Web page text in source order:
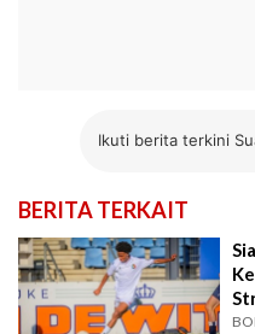
Ikuti berita terkini
BERITA TERKAIT